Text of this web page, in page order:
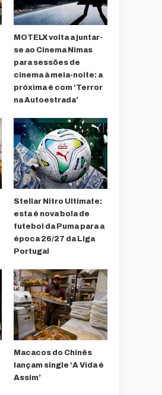
MOTELX volta a juntar-
se ao Cinema Nimas
para sessões de
cinema à meia-noite: a
próxima é com ‘Terror
na Autoestrada’
Stellar Nitro Ultimate:
esta é nova bola de
futebol da Puma para a
época 26/27 da Liga
Portugal
Macacos do Chinês
lançam single ‘A Vida é
Assim’